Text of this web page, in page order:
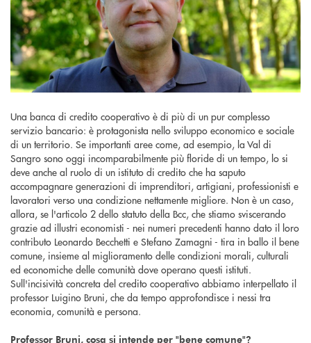
Una banca di credito cooperativo è di più di un pur complesso
servizio bancario: è protagonista nello sviluppo economico e sociale
di un territorio. Se importanti aree come, ad esempio, la Val di
Sangro sono oggi incomparabilmente più floride di un tempo, lo si
deve anche al ruolo di un istituto di credito che ha saputo
accompagnare generazioni di imprenditori, artigiani, professionisti e
lavoratori verso una condizione nettamente migliore. Non è un caso,
allora, se l'articolo 2 dello statuto della Bcc, che stiamo sviscerando
grazie ad illustri economisti - nei numeri precedenti hanno dato il loro
contributo Leonardo Becchetti e Stefano Zamagni - tira in ballo il bene
comune, insieme al miglioramento delle condizioni morali, culturali
ed economiche delle comunità dove operano questi istituti.
Sull'incisività concreta del credito cooperativo abbiamo interpellato il
professor Luigino Bruni, che da tempo approfondisce i nessi tra
economia, comunità e persona.
Professor Bruni, cosa si intende per "bene comune"?